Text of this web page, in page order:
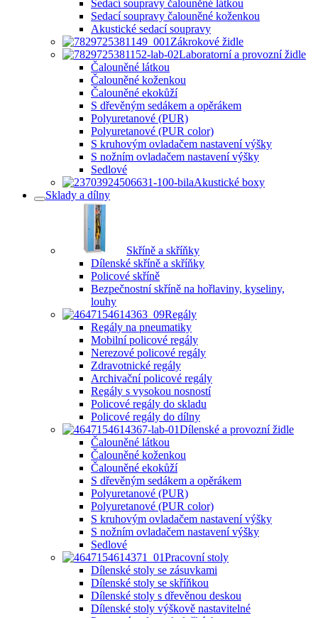
Sedací soupravy čalouněné látkou
Sedací soupravy čalouněné koženkou
Akustické sedací soupravy
Zákrokové židle
Laboratorní a provozní židle
Čalouněné látkou
Čalouněné koženkou
Čalouněné ekokůží
S dřevěným sedákem a opěrákem
Polyuretanové (PUR)
Polyuretanové (PUR color)
S kruhovým ovladačem nastavení výšky
S nožním ovladačem nastavení výšky
Sedlové
Akustické boxy
Sklady a dílny
Skříně a skříňky
Dílenské skříně a skříňky
Policové skříně
Bezpečnostní skříně na hořlaviny, kyseliny,
louhy
Regály
Regály na pneumatiky
Mobilní policové regály
Nerezové policové regály
Zdravotnické regály
Archivační policové regály
Regály s vysokou nosností
Policové regály do skladu
Policové regály do dílny
Dílenské a provozní židle
Čalouněné látkou
Čalouněné koženkou
Čalouněné ekokůží
S dřevěným sedákem a opěrákem
Polyuretanové (PUR)
Polyuretanové (PUR color)
S kruhovým ovladačem nastavení výšky
S nožním ovladačem nastavení výšky
Sedlové
Pracovní stoly
Dílenské stoly se zásuvkami
Dílenské stoly se skříňkou
Dílenské stoly s dřevěnou deskou
Dílenské stoly výškově nastavitelné